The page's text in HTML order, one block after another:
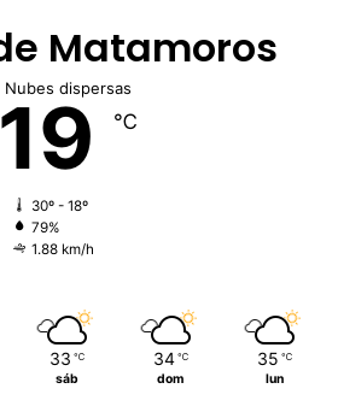
Matamoros
Nubes dispersas
19 ℃
30º - 18º
79%
1.88 km/h
33 ℃
sáb
34 ℃
dom
35 ℃
lun